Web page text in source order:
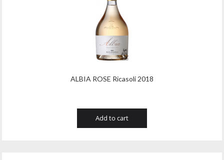
ALBIA ROSE Ricasoli 2018
Add to cart